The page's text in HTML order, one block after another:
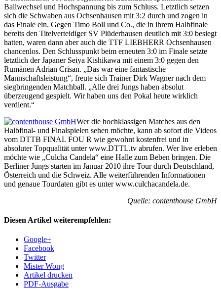
Ballwechsel und Hochspannung bis zum Schluss. Letztlich setzen
sich die Schwaben aus Ochsenhausen mit 3:2 durch und zogen in
das Finale ein. Gegen Timo Boll und Co., die in ihrem Halbfinale
bereits den Titelverteidiger SV Plüderhausen deutlich mit 3:0 besiegt
hatten, waren dann aber auch die TTF LIEBHERR Ochsenhausen
chancenlos. Den Schlusspunkt beim erneuten 3:0 im Finale setzte
letztlich der Japaner Seiya Kishikawa mit einem 3:0 gegen den
Rumänen Adrian Crisan. „Das war eine fantastische
Mannschaftsleistung“, freute sich Trainer Dirk Wagner nach dem
siegbringenden Matchball. „Alle drei Jungs haben absolut
überzeugend gespielt. Wir haben uns den Pokal heute wirklich
verdient.“
Wer die hochklassigen Matches aus den
Halbfinal- und Finalspielen sehen möchte, kann ab sofort die Videos
vom DTTB FINAL FOU R wie gewohnt kostenfrei und in
absoluter Topqualität unter www.DTTL.tv abrufen. Wer live erleben
möchte wie „Culcha Candela“ eine Halle zum Beben bringen. Die
Berliner Jungs starten im Januar 2010 ihre Tour durch Deutschland,
Österreich und die Schweiz. Alle weiterführenden Informationen
und genaue Tourdaten gibt es unter www.culchacandela.de.
Quelle: contenthouse GmbH
Diesen Artikel weiterempfehlen:
Google+
Facebook
Twitter
Mister Wong
Artikel drucken
PDF-Ausgabe